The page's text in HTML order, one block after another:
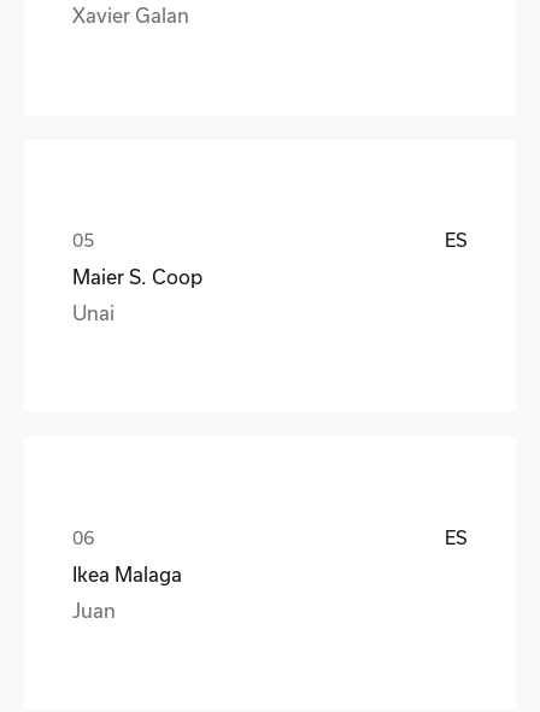
Xavier Galan
ES
Maier S. Coop
Unai
ES
Ikea Malaga
Juan